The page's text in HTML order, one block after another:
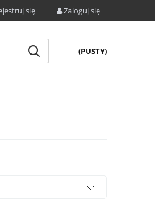
się Zaloguj się
(PUSTY)